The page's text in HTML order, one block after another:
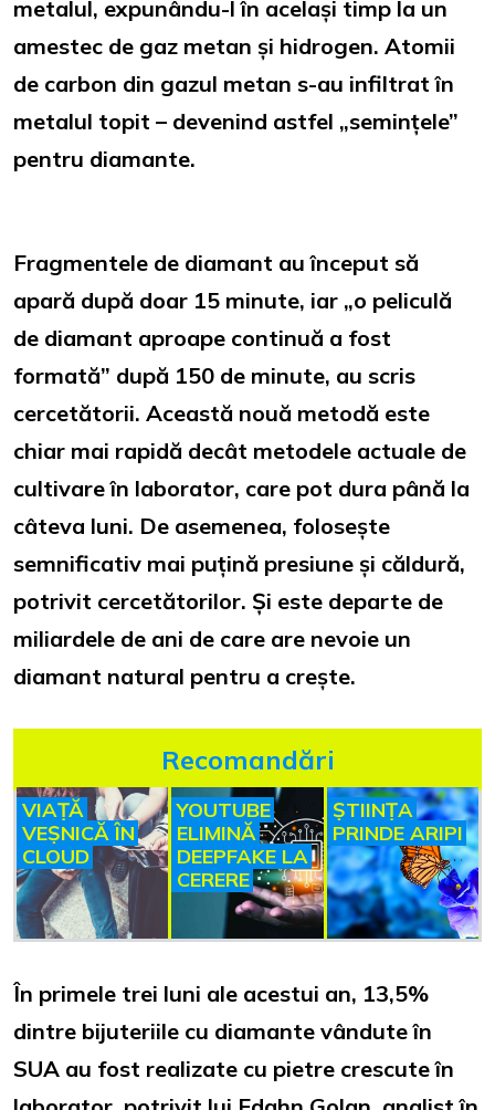
metalul, expunându-l în același timp la un
amestec de gaz metan și hidrogen. Atomii
de carbon din gazul metan s-au infiltrat în
metalul topit – devenind astfel „semințele”
pentru diamante.
Fragmentele de diamant au început să
apară după doar 15 minute, iar „o peliculă
de diamant aproape continuă a fost
formată” după 150 de minute, au scris
cercetătorii. Această nouă metodă este
chiar mai rapidă decât metodele actuale de
cultivare în laborator, care pot dura până la
câteva luni. De asemenea, folosește
semnificativ mai puțină presiune și căldură,
potrivit cercetătorilor. Și este departe de
miliardele de ani de care are nevoie un
diamant natural pentru a crește.
Recomandări
VIAȚĂ
VEȘNICĂ ÎN
CLOUD
YOUTUBE
ELIMINĂ
DEEPFAKE LA
CERERE
ȘTIINȚA
PRINDE ARIPI
În primele trei luni ale acestui an, 13,5%
dintre bijuteriile cu diamante vândute în
SUA au fost realizate cu pietre crescute în